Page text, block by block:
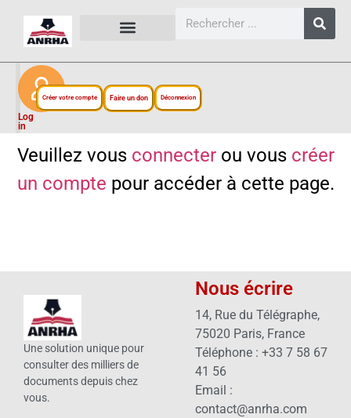
Log
in
Créer votre compte Faire un don Déconnexion
Veuillez vous connecterou vous créer
un compte pour accéder à cette page.
Une solution unique pour
consulter des milliers de
documents depuis chez
vous.
Nous écrire
14, Rue du Télégraphe,
75020 Paris, France
Téléphone : +33 7 58 67
41 56
Email :
contact@anrha.com